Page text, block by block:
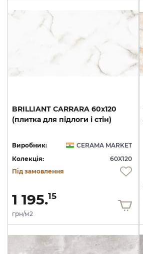
BRILLIANT CARRARA 60х120
(плитка для підлоги і стін)
Виробник:
CERAMA MARKET
Колекція:
60X120
Під замовлення
1 195.15
грн/м2